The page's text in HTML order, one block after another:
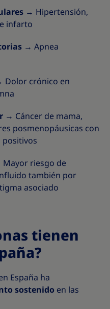
→ Hipertensión,
infarto
→ Apnea
Dolor crónico en
→ Cáncer de mama,
posmenopáusicas con
riesgo de
también por
asociado
tienen
España ha
sostenido en las